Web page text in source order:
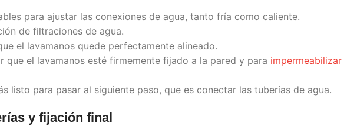
para ajustar las conexiones de agua, tanto fría como caliente.
de filtraciones de agua.
el lavamanos quede perfectamente alineado.
que el lavamanos esté firmemente fijado a la pared y para impermeabilizar
listo para pasar al siguiente paso, que es conectar las tuberías de agua.
y fijación final